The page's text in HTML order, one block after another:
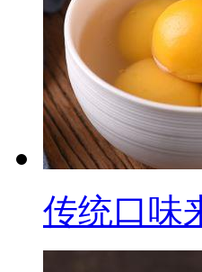
传统口味